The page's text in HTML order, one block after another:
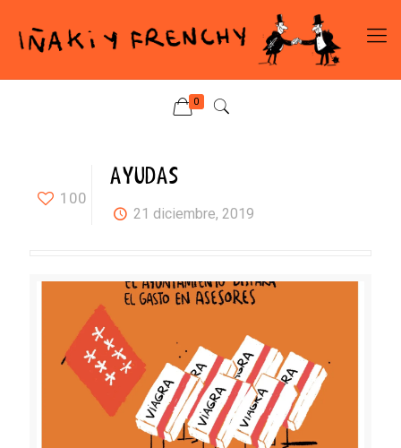
0
100
AYUDAS
21 diciembre, 2019